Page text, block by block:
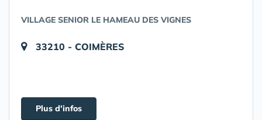
VILLAGE SENIOR LE HAMEAU DES VIGNES
33210 - COIMÈRES
Plus d'infos